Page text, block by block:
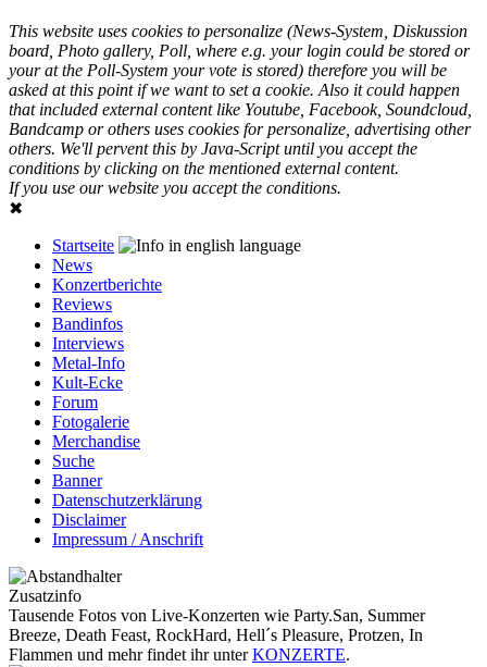
This website uses cookies to personalize (News-System, Diskussion
board, Photo gallery, Poll, where e.g. your login could be stored or
your at the Poll-System your vote is stored) therefore you will be
asked at this point if we want to set a cookie. Also it could happen
that included external content like Youtube, Facebook, Soundcloud,
Bandcamp or others uses cookies for personalize, advertising other
others. We'll pervent this by Java-Script until you accept the
conditions by clicking on the mentioned external content.
If you use our website you accept the conditions.
✖
Startseite
News
Konzertberichte
Reviews
Bandinfos
Interviews
Metal-Info
Kult-Ecke
Forum
Fotogalerie
Merchandise
Suche
Banner
Datenschutzerklärung
Disclaimer
Impressum / Anschrift
Zusatzinfo
Tausende Fotos von Live-Konzerten wie Party.San, Summer
Breeze, Death Feast, RockHard, Hell´s Pleasure, Protzen, In
Flammen und mehr findet ihr unterKONZERTE.